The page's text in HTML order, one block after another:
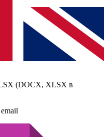
(DOCX, XLSX в